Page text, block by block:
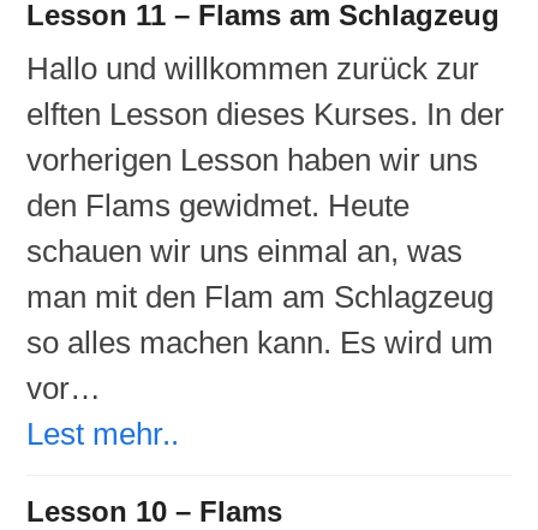
Lesson 11 – Flams am Schlagzeug
Hallo und willkommen zurück zur
elften Lesson dieses Kurses. In der
vorherigen Lesson haben wir uns
den Flams gewidmet. Heute
schauen wir uns einmal an, was
man mit den Flam am Schlagzeug
so alles machen kann. Es wird um
vor…
Lest mehr..
Lesson 10 – Flams